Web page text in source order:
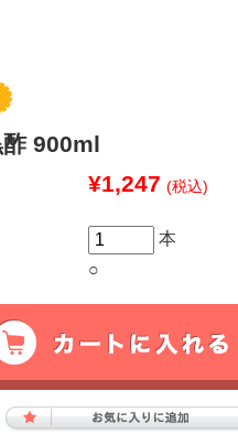
900ml
¥1,247 (税込)
本
○